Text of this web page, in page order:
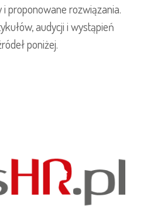
proponowane rozwiązania.
audycji i wystąpień
poniżej.